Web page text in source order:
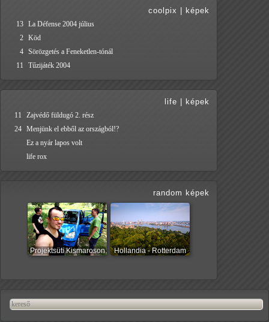
coolpix képek
13 La Défense 2004 július
2 Köd
4 Sörözgetés a Feneketlen-tónál
11
Tűzijáték 2004
life képek
11
Zajvédő füldugó 2. rész
24 Menjünk el ebből az országból!?
Ez a nyár lapos volt
life rox
random képek
Projektsüti Kismaroson Hollandia - Rotterdam